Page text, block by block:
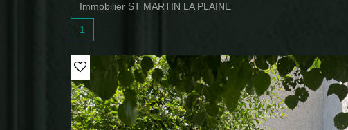
Immobilier ST MARTIN LA PLAINE
1